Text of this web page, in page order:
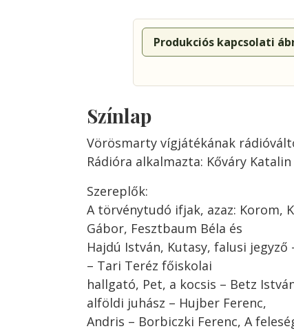
Produkciós kapcsolati
Színlap
Vörösmarty vígjátékának
Rádióra alkalmazta: Kőváry Katalin
Szereplők:
A törvénytudó ifjak, azaz: Korom,
Gábor, Fesztbaum Béla és
Hajdú István, Kutasy, falusi jegyző
– Tari Teréz főiskolai
hallgató, Pet, a kocsis – Betz
alföldi juhász – Hujber Ferenc,
Andris – Borbiczki Ferenc, A